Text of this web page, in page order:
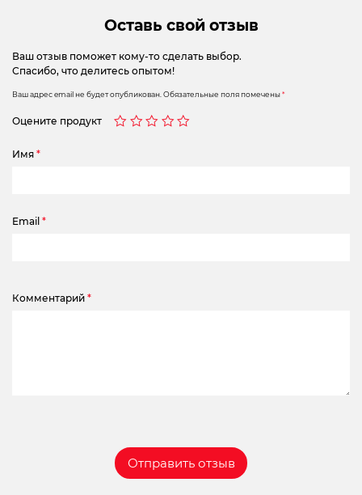
Оставь свой отзыв
Ваш отзыв поможет кому-то сделать выбор.
Спасибо, что делитесь опытом!
Ваш адрес email не будет опубликован.Обязательные поля помечены*
Оцените продукт
Имя *
Email *
Комментарий *